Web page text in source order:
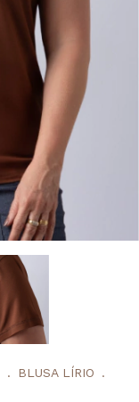
. BLUSA LÍRIO
.